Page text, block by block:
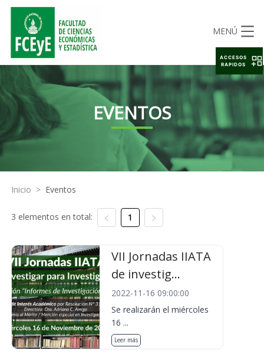
MENÚ
EVENTOS
Inicio > Eventos
3 elementos en total: 1
VII Jornadas IIATA
de investig...
2022-11-16 09:00:00
Se realizarán el miércoles
16 ...
Leer más
ACCESOS
RAPIDOS